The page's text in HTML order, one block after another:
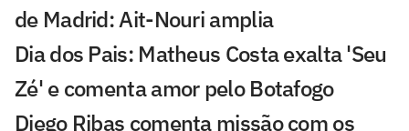
de Madrid: Ait-Nouri amplia
Dia dos Pais: Matheus Costa exalta 'Seu
Zé' e comenta amor pelo Botafogo
Diego Ribas comenta missão com os